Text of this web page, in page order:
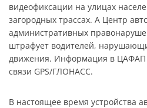
видеофиксации на улицах
загородных трассах. А Центр
административных
штрафует водителей,
движения. Информация в ЦАФАП
связи GPS/ГЛОНАСС.
В настоящее время устройства